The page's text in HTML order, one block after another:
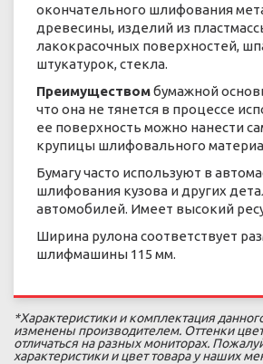
окончательного шлифования
древесины, изделий из
лакокрасочных поверхностей,
штукатурок, стекла.
Преимуществомбумажной
что она не тянется в процессе
ее поверхность можно нанести
крупицы шлифовального
Бумагу часто используют в
шлифования кузова и других
автомобилей. Имеет высокий
Ширина рулона соответствует
шлифмашины 115 мм.
*Характеристики и комплектация
изменены производителем. Оттенки
отличаться на разных мониторах.
характеристики и цвет товара у наших